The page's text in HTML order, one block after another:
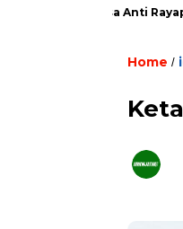
Jasa Anti Rayap
Home /